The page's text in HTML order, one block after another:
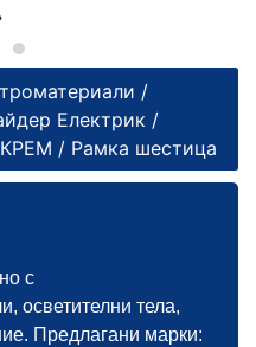
/
Електрик /
КРЕМ / Рамка шестица
с
осветителни тела,
Предлагани марки: